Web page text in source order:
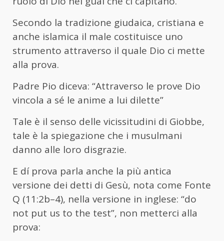
Secondo la tradizione giudaica, cristiana e
anche islamica il male costituisce uno
strumento attraverso il quale Dio ci mette
alla prova.
Padre Pio diceva: “Attraverso le prove Dio
vincola a sé le anime a lui dilette”
Tale è il senso delle vicissitudini di Giobbe,
tale è la spiegazione che i musulmani
danno alle loro disgrazie.
E dí prova parla anche la più antica
versione dei detti di Gesù, nota come Fonte
Q (11:2b–4), nella versione in inglese: “do
not put us to the test”, non metterci alla
prova: